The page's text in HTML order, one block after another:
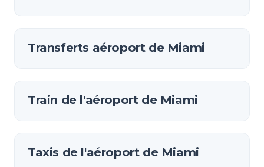
Transferts aéroport de Miami
Train de l'aéroport de Miami
Taxis de l'aéroport de Miami